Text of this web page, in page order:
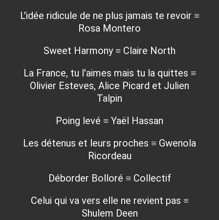
L'idée ridicule de ne plus jamais te revoir ≡
Rosa Montero
Sweet Harmony ≡ Claire North
La France, tu l'aimes mais tu la quittes ≡
Olivier Esteves, Alice Picard et Julien
Talpin
Poing levé ≡ Yaël Hassan
Les détenus et leurs proches ≡ Gwenola
Ricordeau
Déborder Bolloré ≡ Collectif
Celui qui va vers elle ne revient pas ≡
Shulem Deen